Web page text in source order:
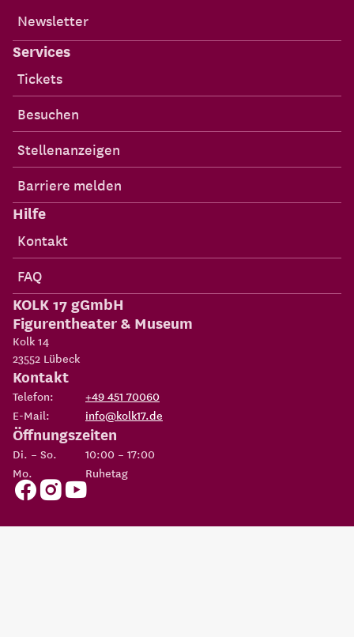
Newsletter
Services
Tickets
Besuchen
Stellenanzeigen
Barriere melden
Hilfe
Kontakt
FAQ
KOLK 17 gGmbH
Figurentheater & Museum
Kolk 14
23552 Lübeck
Kontakt
Telefon:
+49 451 70060
E-Mail:
info@kolk17.de
Öffnungszeiten
Di. – So.
10:00 – 17:00
Mo.
Ruhetag